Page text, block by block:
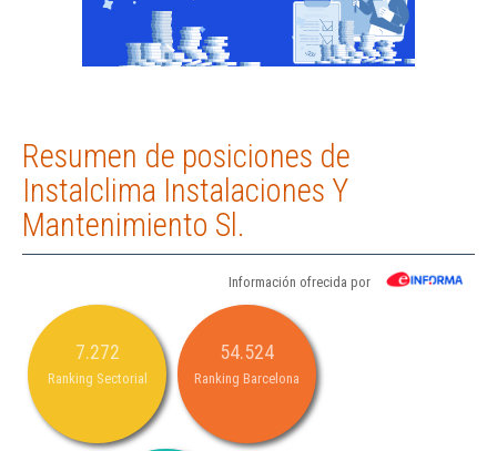
Resumen de posiciones de
Instalclima Instalaciones Y
Mantenimiento Sl.
Información ofrecida por
7.272
Ranking Sectorial
54.524
Ranking Barcelona